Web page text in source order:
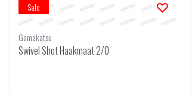
Sale
Gamakatsu
Swivel Shot Haakmaat 2/0